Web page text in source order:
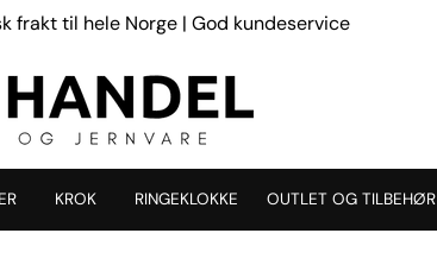
frakt til hele Norge | God kundeservice
KROK RINGEKLOKKE OUTLET OG TILBEHØR